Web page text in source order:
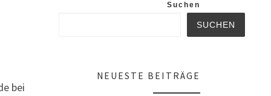
bei
Suchen
SUCHEN
NEUESTE BEITRÄGE